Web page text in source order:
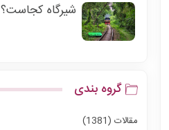
شیرگاه کجاست؟
گروه بندی
مقالات (1381)